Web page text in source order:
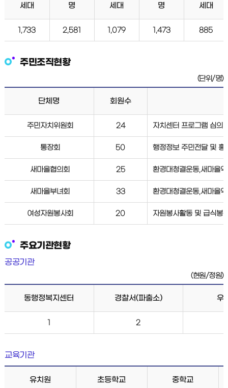
세대 명 세대 명 세대
1,733 2,581 1,079 1,473 885
주민조직현황
(단위/명)
단체명 회원수
주민자치위원회 24 자치센터 프로그램 심의
통장회 50 행정정보 주민전달 및 홍
새마을협의회 25 환경대청결운동,새마을
새마을부녀회 33 환경대청결운동,새마을
여성자원봉사회 20 자원봉사활동 및 급식봉
주요기관현황
공공기관
(현원/정원)
동행정복지센터 경찰서(파출소) 우
2
교육기관
유치원 초등학교 중학교